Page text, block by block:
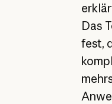
Das
fest,